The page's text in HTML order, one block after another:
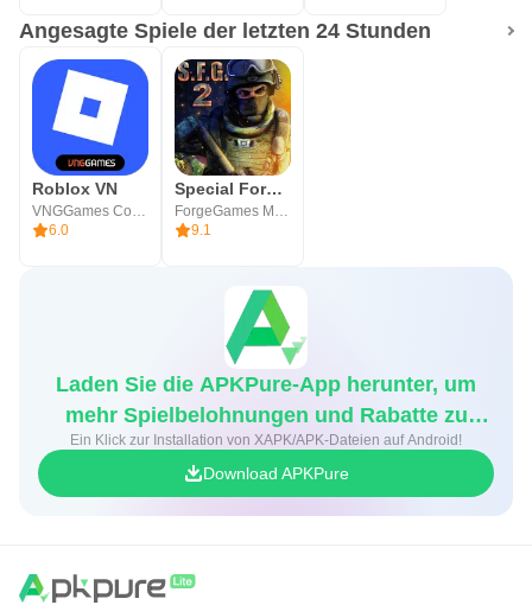
Angesagte Spiele der letzten 24 Stunden
Roblox VN
VNGGames Co., Ltd
6.0
Special Forces Group 2
ForgeGames Mobile
9.1
Laden Sie die APKPure-App herunter, um
mehr Spielbelohnungen und Rabatte zu
erhalten
Ein Klick zur Installation von XAPK/APK-Dateien auf Android!
Download APKPure